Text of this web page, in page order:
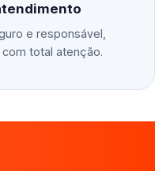
e responsável,
total atenção.